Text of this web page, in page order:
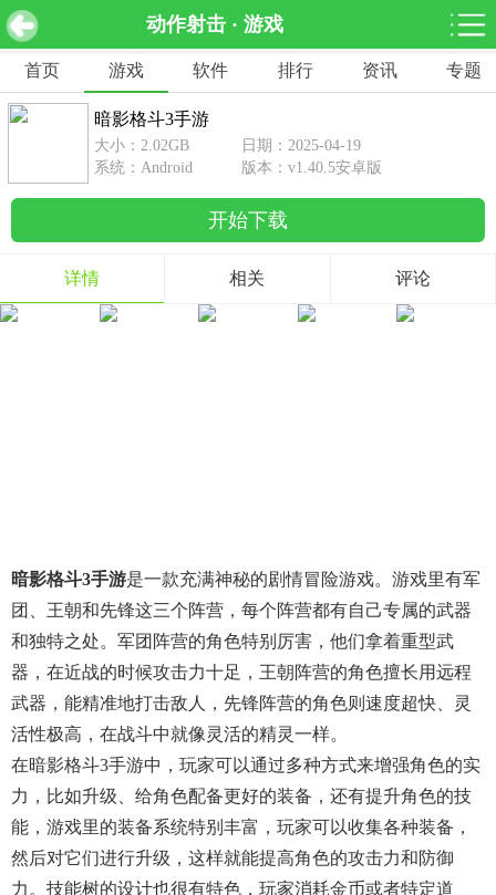
动作射击 · 游戏
网游分类 软件分类
休闲益智
462款游戏
赛车竞速
122款游戏
43款游戏
1642款游戏
动作射击
351款游戏
69款游戏
经营养成
冒险解谜
首页 游戏 软件 排行 资讯 专题
暗影格斗3手游 v1.40.5安卓版 下载
暗影格斗3手游
大小：2.02GB
日期：2025-04-19
系统：Android
版本：v1.40.5安卓版
开始下载
详情 相关 评论
暗影格斗3手游是一款充满神秘的剧情冒险游戏。游戏里有军
团、王朝和先锋这三个阵营，每个阵营都有自己专属的武器
和独特之处。军团阵营的角色特别厉害，他们拿着重型武
器，在近战的时候攻击力十足，王朝阵营的角色擅长用远程
武器，能精准地打击敌人，先锋阵营的角色则速度超快、灵
活性极高，在战斗中就像灵活的精灵一样。
在暗影格斗3手游中，玩家可以通过多种方式来增强角色的实
力，比如升级、给角色配备更好的装备，还有提升角色的技
能，游戏里的装备系统特别丰富，玩家可以收集各种装备，
然后对它们进行升级，这样就能提高角色的攻击力和防御
力。技能树的设计也很有特色，玩家消耗金币或者特定道